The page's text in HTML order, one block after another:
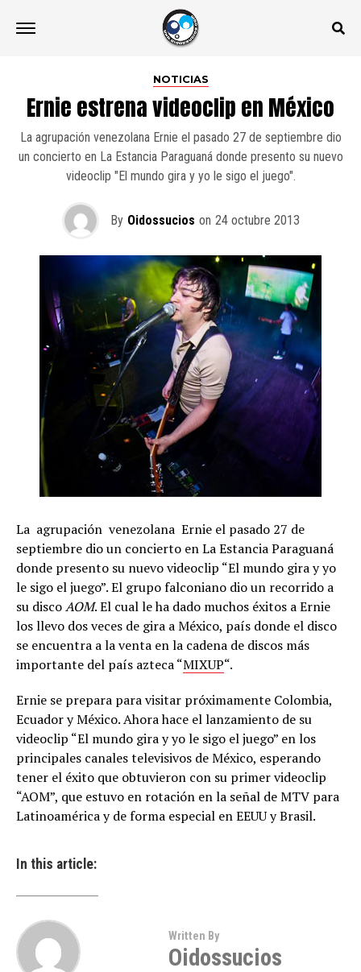
NOTICIAS
Ernie estrena videoclip en México
La agrupación venezolana Ernie el pasado 27 de septiembre dio
un concierto en La Estancia Paraguaná donde presento su nuevo
videoclip "El mundo gira y yo le sigo el juego".
By Oidossucios on 24 octubre 2013
La agrupación venezolana Ernie el pasado 27 de
septiembre dio un concierto en La Estancia Paraguaná
donde presento su nuevo videoclip “El mundo gira y yo
le sigo el juego”. El grupo falconiano dio un recorrido a
su discoAOM. El cual le ha dado muchos éxitos a Ernie
los llevo dos veces de gira a México, país donde el disco
se encuentra a la venta en la cadena de discos más
importante del país azteca “MIXUP“.
Ernie se prepara para visitar próximamente Colombia,
Ecuador y México. Ahora hace el lanzamiento de su
videoclip “El mundo gira y yo le sigo el juego” en los
principales canales televisivos de México, esperando
tener el éxito que obtuvieron con su primer videoclip
“AOM”, que estuvo en rotación en la señal de MTV para
Latinoamérica y de forma especial en EEUU y Brasil.
In this article:
Written By
Oidossucios